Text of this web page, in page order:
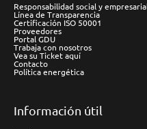
Responsabilidad social y
Línea de Transparencia
Certificación ISO 50001
Proveedores
Portal GDU
Trabaja con nosotros
Vea su Ticket aquí
Contacto
Política energética
Información útil